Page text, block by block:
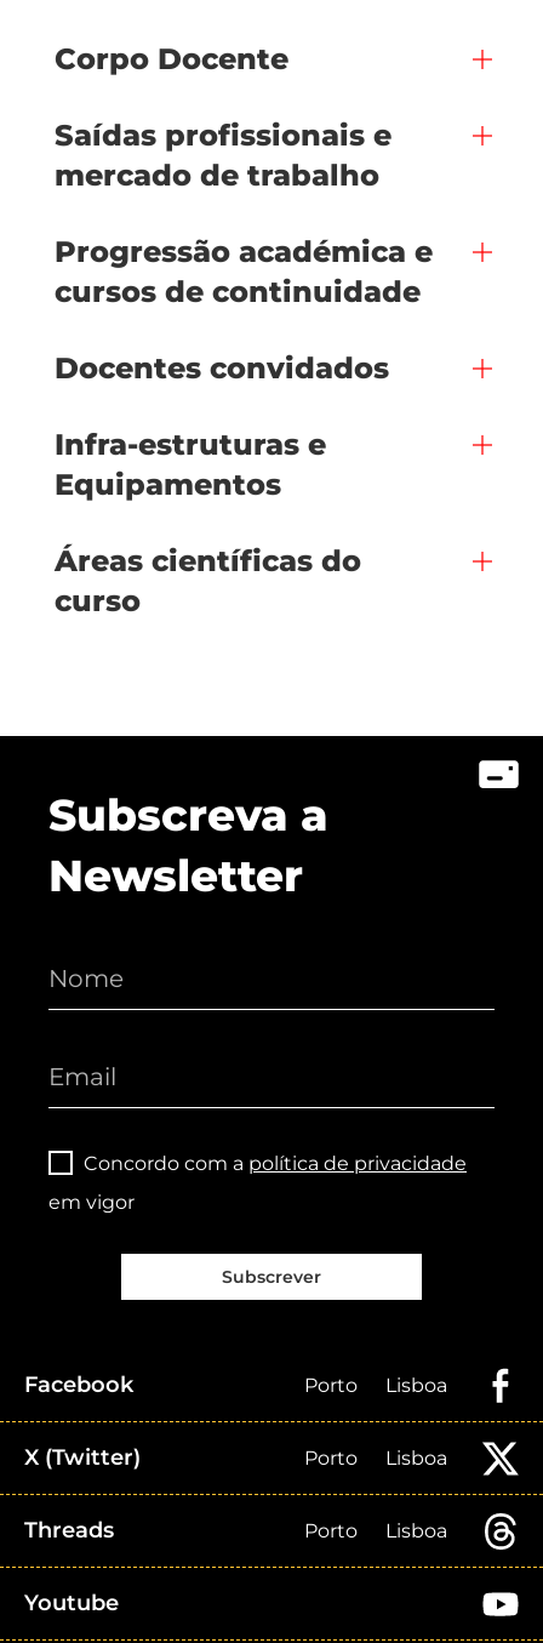
Corpo Docente
Saídas profissionais e
mercado de trabalho
Progressão académica e
cursos de continuidade
Docentes convidados
Infra-estruturas e
Equipamentos
Áreas científicas do
curso
Subscreva a
Newsletter
Concordo com a política de privacidade
em vigor
Subscrever
Facebook Porto Lisboa
X (Twitter) Porto Lisboa
Threads Porto Lisboa
Youtube